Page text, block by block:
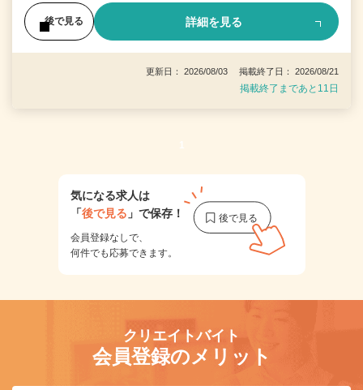
後で見る 詳細を見る
更新日： 2026/08/03 掲載終了日： 2026/08/21
掲載終了まであと11日
1
気になる求人は
「後で見る 」で保存！
会員登録なしで、
何件でも応募できます。
クリエイトバイト
会員登録のメリット